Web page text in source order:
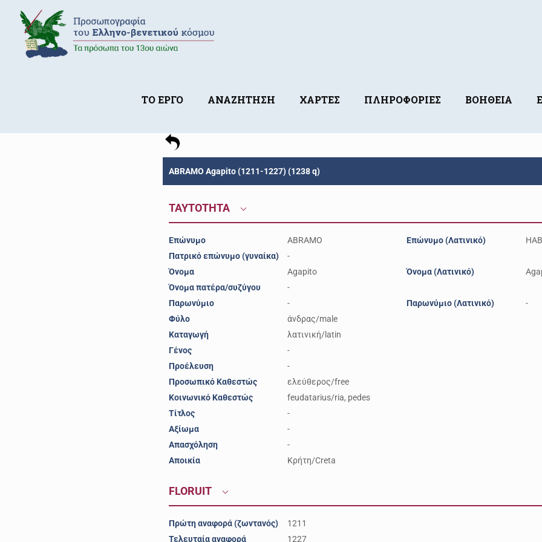
ΤΟ ΕΡΓΟ ΑΝΑΖΗΤΗΣΗ ΧΑΡΤΕΣ ΠΛΗΡΟΦΟΡΙΕΣ ΒΟΗΘΕΙΑ
ABRAMO Agapito (1211-1227) (1238 q)
ΤΑΥΤΟΤΗΤΑ
Επώνυμο
ABRAMO
Πατρικό επώνυμο (γυναίκα)
-
Όνομα
Agapito
Όνομα πατέρα/συζύγου
-
Παρωνύμιο
-
Φύλο
άνδρας/male
Καταγωγή
λατινική/latin
Γένος
-
Προέλευση
-
Προσωπικό Καθεστώς
ελεύθερος/free
Κοινωνικό Καθεστώς
feudatarius/ria, pedes
Τίτλος
-
Αξίωμα
-
Απασχόληση
-
Αποικία
Κρήτη/Creta
Επώνυμο (Λατινικό)
Όνομα (Λατινικό)
Παρωνύμιο (Λατινικό) -
FLORUIT
Πρώτη αναφορά (ζωντανός)
1211
Τελευταία αναφορά
1227